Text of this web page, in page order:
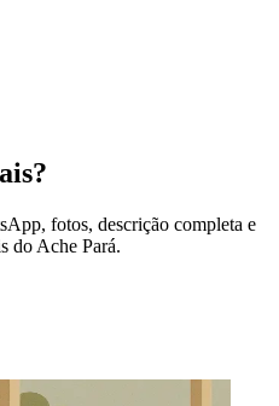
fotos, descrição completa e
do Ache Pará.